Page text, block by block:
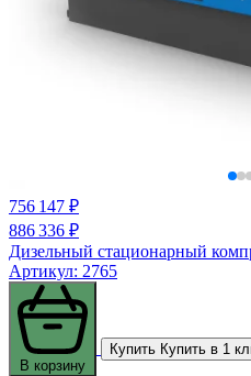
756 147 ₽
886 336 ₽
Дизельный стационарный
Артикул: 2765
В корзину
Купить Купить в 1